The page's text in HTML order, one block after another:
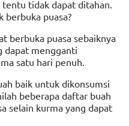
tidak dapat ditahan.
berbuka puasa?
berbuka puasa sebaiknya
dapat mengganti
satu hari penuh.
baik untuk dikonsumsi
beberapa daftar buah
selain kurma yang dapat